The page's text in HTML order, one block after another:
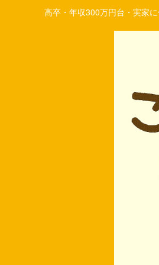
高卒・年収300万円台・実家